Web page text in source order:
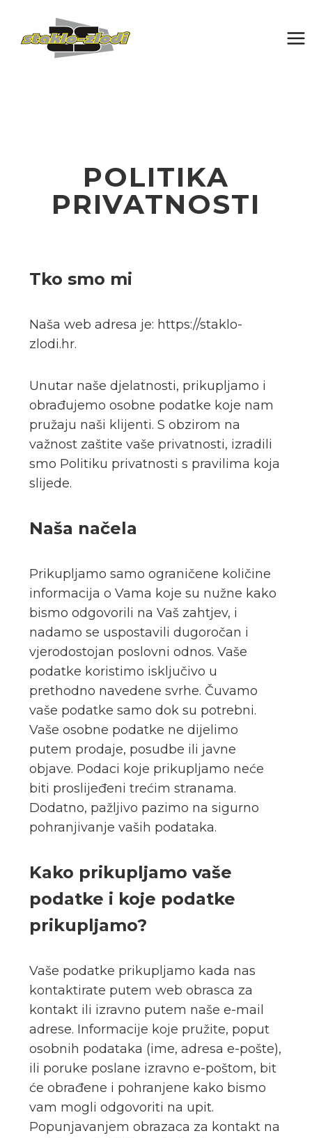
POLITIKA
PRIVATNOSTI
Tko smo mi
Naša web adresa je: https://staklo-
zlodi.hr.
Unutar naše djelatnosti, prikupljamo i
obrađujemo osobne podatke koje nam
pružaju naši klijenti. S obzirom na
važnost zaštite vaše privatnosti, izradili
smo Politiku privatnosti s pravilima koja
slijede.
Naša načela
Prikupljamo samo ograničene količine
informacija o Vama koje su nužne kako
bismo odgovorili na Vaš zahtjev, i
nadamo se uspostavili dugoročan i
vjerodostojan poslovni odnos. Vaše
podatke koristimo isključivo u
prethodno navedene svrhe. Čuvamo
vaše podatke samo dok su potrebni.
Vaše osobne podatke ne dijelimo
putem prodaje, posudbe ili javne
objave. Podaci koje prikupljamo neće
biti proslijeđeni trećim stranama.
Dodatno, pažljivo pazimo na sigurno
pohranjivanje vaših podataka.
Kako prikupljamo vaše
podatke i koje podatke
prikupljamo?
Vaše podatke prikupljamo kada nas
kontaktirate putem web obrasca za
kontakt ili izravno putem naše e-mail
adrese. Informacije koje pružite, poput
osobnih podataka (ime, adresa e-pošte),
ili poruke poslane izravno e-poštom, bit
će obrađene i pohranjene kako bismo
vam mogli odgovoriti na upit.
Popunjavanjem obrazaca za kontakt na